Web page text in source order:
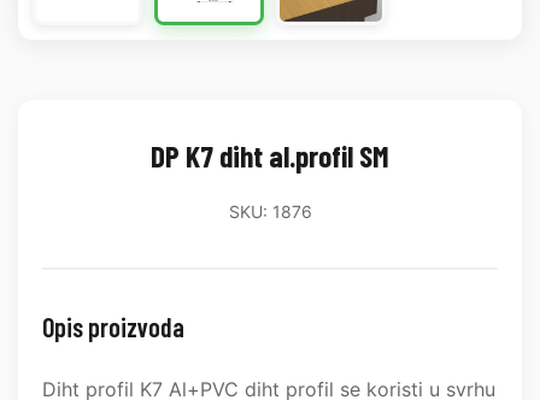
DP K7 diht al.profil SM
SKU: 1876
Opis proizvoda
Diht profil K7 Al+PVC diht profil se koristi u svrhu